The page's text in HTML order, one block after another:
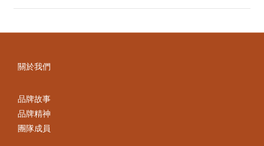
關於我們
品牌故事
品牌精神
團隊成員